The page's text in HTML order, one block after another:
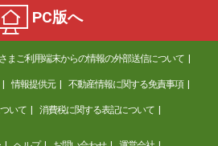
6万円
富山県富山市中島２
23.72m²
1K
PC版へ
まご利用端末からの情報の外部送信について
情報提供元 不動産情報に関する免責事項
いて 消費税に関する表記について